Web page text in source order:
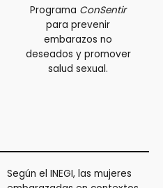
Programa ConSentir
para prevenir
embarazos no
deseados y promover
salud sexual.
Según el INEGI, las mujeres